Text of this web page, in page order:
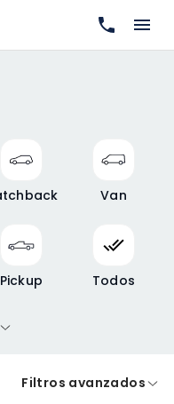
Van
Pickup Todos
máximo
De contado
Filtros avanzados